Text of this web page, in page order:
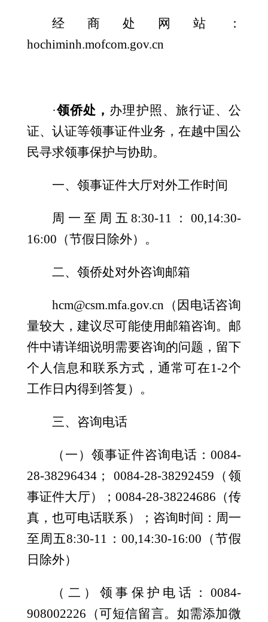
经商处网站：
hochiminh.mofcom.gov.cn
·领侨处， 办理护照、旅行证、公
证、认证等领事证件业务，在越中国公
民寻求领事保护与协助。
一、领事证件大厅对外工作时间
周一至周五 8:30-11：00,14:30-
16:00（节假日除外）。
二、领侨处对外咨询邮箱
hcm@csm.mfa.gov.cn（因电话咨询
量较大，建议尽可能使用邮箱咨询。邮
件中请详细说明需要咨询的问题，留下
个人信息和联系方式，通常可在1-2个
工作日内得到答复）。
三、 咨询电话
（一）领事证件咨询电话： 0084-
28-38296434； 0084-28-38292459（领
事证件大厅）；0084-28-38224686（传
真，也可电话联系）；咨询时间：周一
至周五8:30-11：00,14:30-16:00（节假
日除外）
（二）领事保护电话： 0084-
908002226（可短信留言。如需添加微